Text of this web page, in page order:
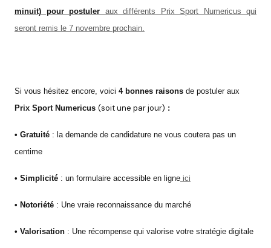
minuit) pour postuler aux différents Prix Sport Numericus qui
seront remis le 7 novembre prochain.
Si vous hésitez encore, voici 4 bonnes raisons de postuler aux
Prix Sport Numericus (soit une par jour) :
• Gratuité : la demande de candidature ne vous coutera pas un
centime
• Simplicité : un formulaire accessible en ligne ici
• Notoriété : Une vraie reconnaissance du marché
• Valorisation : Une récompense qui valorise votre stratégie digitale